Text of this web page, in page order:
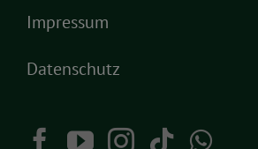
Impressum
Datenschutz